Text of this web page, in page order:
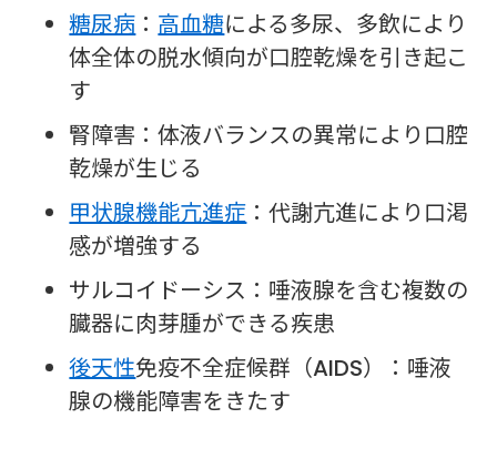
糖尿病 ： 高血糖による多尿、多飲により
体全体の脱水傾向が口腔乾燥を引き起こ
す
腎障害：体液バランスの異常により口腔
乾燥が生じる
甲状腺機能亢進症 ：代謝亢進により口渇
感が増強する
サルコイドーシス：唾液腺を含む複数の
臓器に肉芽腫ができる疾患
後天性免疫不全症候群（AIDS）：唾液
腺の機能障害をきたす